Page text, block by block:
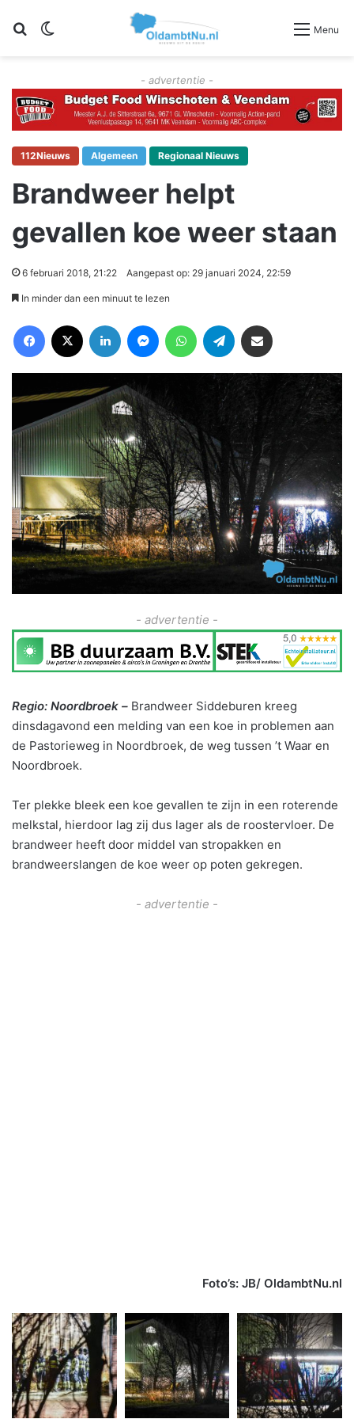
Zoeken Menu
- advertentie -
112Nieuws Algemeen Regionaal Nieuws
Brandweer helpt
gevallen koe weer staan
6 februari 2018, 21:22 Aangepast op: 29 januari 2024, 22:59
In minder dan een minuut te lezen
- advertentie -
Regio: Noordbroek – Brandweer Siddeburen kreeg
dinsdagavond een melding van een koe in problemen aan
de Pastorieweg in Noordbroek, de weg tussen ’t Waar en
Noordbroek.
Ter plekke bleek een koe gevallen te zijn in een roterende
melkstal, hierdoor lag zij dus lager als de roostervloer. De
brandweer heeft door middel van stropakken en
brandweerslangen de koe weer op poten gekregen.
- advertentie -
Foto’s: JB/ OldambtNu.nl